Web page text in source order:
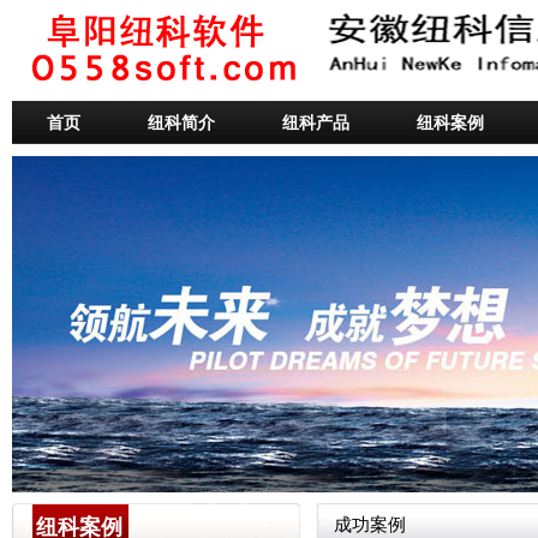
首页 纽科简介 纽科产品 纽科案例
纽科案例 成功案例